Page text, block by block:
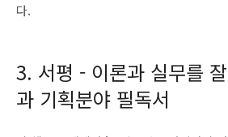
다.
3. 서평 - 이론과 실무를
과 기획분야 필독서